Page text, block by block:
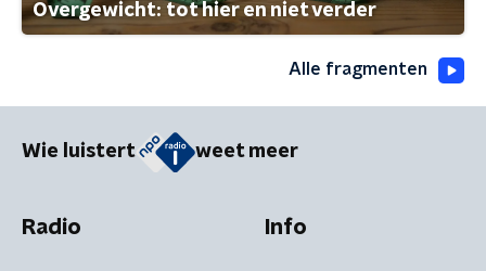
Overgewicht: tot hier en niet verder
Alle fragmenten
Wie luistert weet meer
Radio Info